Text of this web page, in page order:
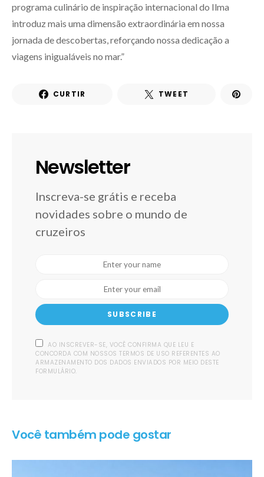
programa culinário de inspiração internacional do Ilma
introduz mais uma dimensão extraordinária em nossa
jornada de descobertas, reforçando nossa dedicação a
viagens inigualáveis no mar.”
CURTIR TWEET
Newsletter
Inscreva-se grátis e receba
novidades sobre o mundo de
cruzeiros
SUBSCRIBE
AO INSCREVER-SE, VOCÊ CONFIRMA QUE LEU E
CONCORDA COM NOSSOS TERMOS DE USO REFERENTES AO
ARMAZENAMENTO DOS DADOS ENVIADOS POR MEIO DESTE
FORMULÁRIO.
Você também pode gostar